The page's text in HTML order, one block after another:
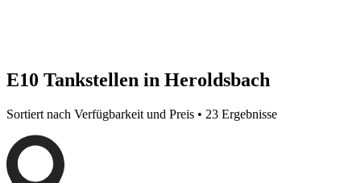
E10 Tankstellen in Heroldsbach
Sortiert nach Verfügbarkeit und Preis • 23 Ergebnisse